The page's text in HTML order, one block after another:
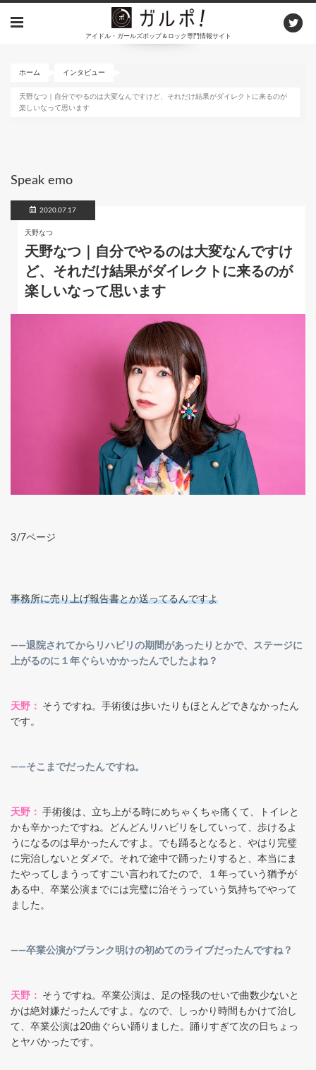
アイドル・ガールズポップ＆ロック専門情報サイト
ホーム インタビュー
天野なつ｜自分でやるのは大変なんですけど、それだけ結果がダイレクトに来るのが
楽しいなって思います
Speak emo
2020.07.17
天野なつ
天野なつ｜自分でやるのは大変なんですけ
ど、それだけ結果がダイレクトに来るのが
楽しいなって思います
3/7ページ
事務所に売り上げ報告書とか送ってるんですよ
――退院されてからリハビリの期間があったりとかで、ステージに
上がるのに１年ぐらいかかったんでしたよね？
天野： そうですね。手術後は歩いたりもほとんどできなかったん
です。
――そこまでだったんですね。
天野： 手術後は、立ち上がる時にめちゃくちゃ痛くて、トイレと
かも辛かったですね。どんどんリハビリをしていって、歩けるよ
うになるのは早かったんですよ。でも踊るとなると、やはり完璧
に完治しないとダメで。それで途中で踊ったりすると、本当にま
たやってしまうってすごい言われてたので、１年っていう猶予が
ある中、卒業公演までには完璧に治そうっていう気持ちでやって
ました。
――卒業公演がブランク明けの初めてのライブだったんですね？
天野： そうですね。卒業公演は、足の怪我のせいで曲数少ないと
かは絶対嫌だったんですよ。なので、しっかり時間もかけて治し
て、卒業公演は20曲ぐらい踊りました。踊りすぎて次の日ちょっ
とヤバかったです。